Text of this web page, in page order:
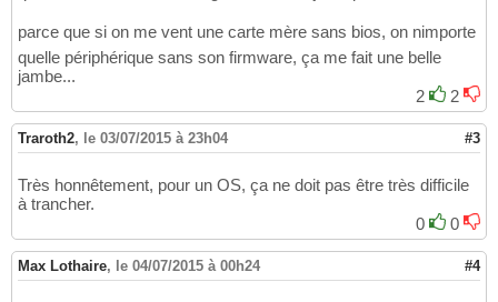
parce que si on me vent une carte mère sans bios, on nimporte
quelle périphérique sans son firmware, ça me fait une belle
jambe...
2
2
Traroth2, le 03/07/2015 à 23h04 #3
Très honnêtement, pour un OS, ça ne doit pas être très difficile
à trancher.
0
0
Max Lothaire, le 04/07/2015 à 00h24 #4